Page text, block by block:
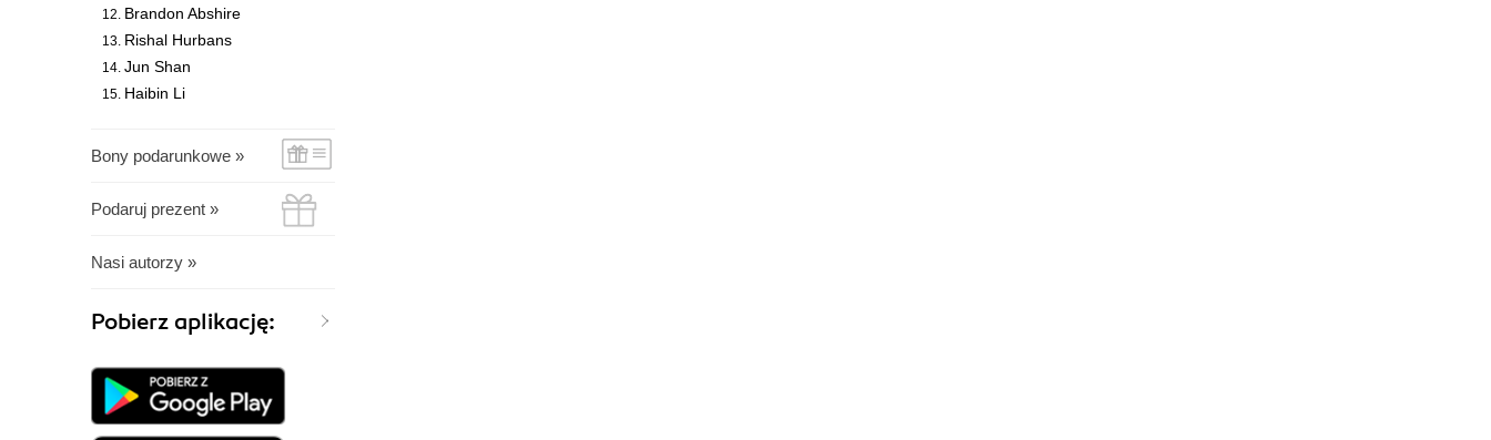
Brandon Abshire
Rishal Hurbans
Jun Shan
Haibin Li
Bony podarunkowe »
Podaruj prezent »
Nasi autorzy »
Pobierz aplikację: